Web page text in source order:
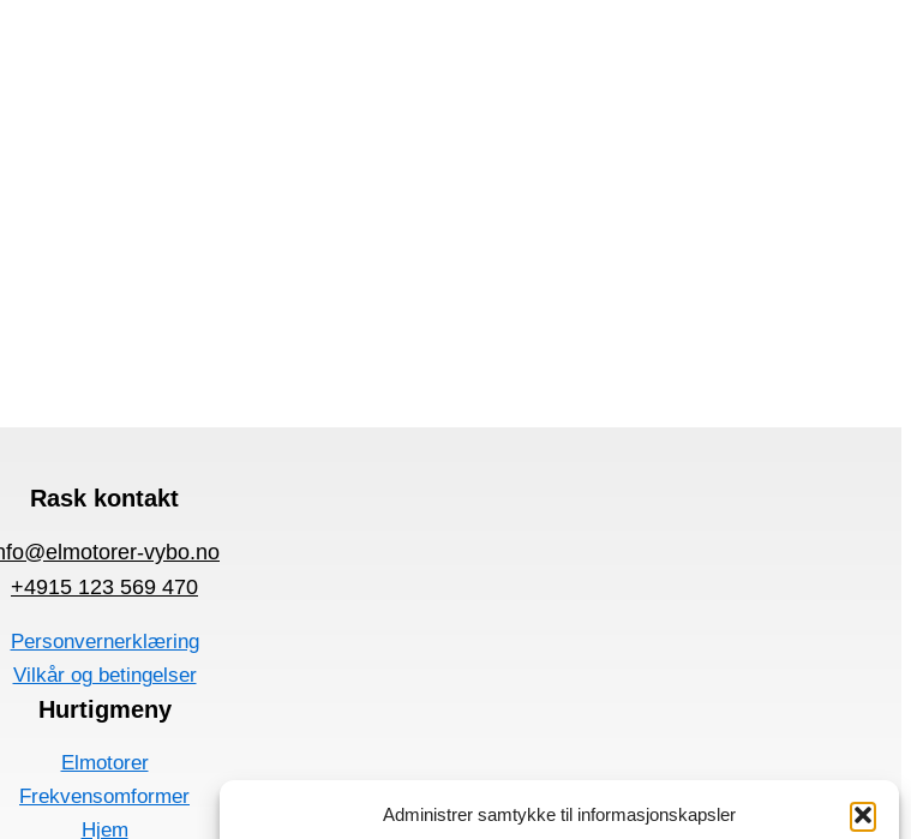
Administrer samtykke til informasjonskapsler
Rask kontakt
vybo.no
+4915 123 569 470
Personvernerklæring
Vilkår og betingelser
Hurtigmeny
Elmotorer
Frekvensomformer
Hjem